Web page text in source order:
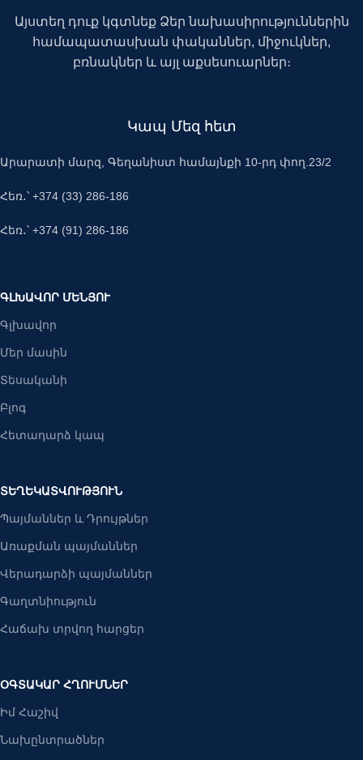
Այստեղ դուք կգտնեք Ձեր նախասիրություններին
համապատասխան փականներ, միջուկներ,
բռնակներ և այլ աքսեսուարներ։
Կապ Մեզ հետ
Արարատի մարզ, Գեղանիստ համայնքի 10-րդ փող.23/2
Հեռ․՝ +374 (33) 286-186
Հեռ․՝ +374 (91) 286-186
ԳԼԽԱՎՈՐ ՄԵՆՅՈՒ
Գլխավոր
Մեր մասին
Տեսականի
Բլոգ
Հետադարձ կապ
ՏԵՂԵԿԱՏՎՈՒԹՅՈՒՆ
Պայմաններ և Դրույթներ
Առաքման պայմաններ
Վերադարձի պայմաններ
Գաղտնիություն
Հաճախ տրվող հարցեր
ՕԳՏԱԿԱՐ ՀՂՈՒՄՆԵՐ
Իմ Հաշիվ
Նախընտրածներ